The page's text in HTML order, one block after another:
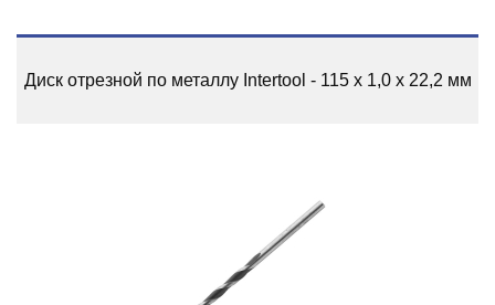
Диск отрезной по металлу Intertool - 115 х 1,0 х 22,2 мм